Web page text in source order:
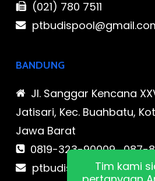
(021) 780 7511
BANDUNG
Jl. Sanggar Kencana
Jatisari, Kec. Buahbatu,
Jawa Barat
0819-323-90009 , 087-
Tim kami